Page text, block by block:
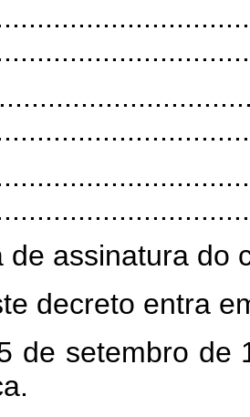
de assinatura do
decreto entra
de setembro de